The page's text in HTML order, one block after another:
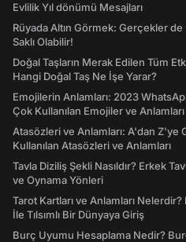
Evlilik Yıl dönümü Mesajları
Rüyada Altın Görmek: Gerçekler
Saklı Olabilir!
Doğal Taşların Merak Edilen Tüm
Hangi Doğal Taş Ne İşe Yarar?
Emojilerin Anlamları: 2023
Çok Kullanılan Emojiler ve Anlamları
Atasözleri ve Anlamları: A'dan Z'ye
Kullanılan Atasözleri ve Anlamları
Tavla Diziliş Şekli Nasıldır? Erkek
ve Oynama Yönleri
Tarot Kartları ve Anlamları
İle Tılsımlı Bir Dünyaya Giriş
Burç Uyumu Hesaplama Nedir?